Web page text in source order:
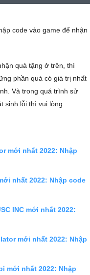
code vào game để nhận
quà tặng ở trên, thì
phần quà có giá trị nhất
Và trong quá trình sử
sinh lỗi thì vui lòng
mới nhất 2022: Nhập
nhất 2022: Nhập code
INC mới nhất 2022:
mới nhất 2022: Nhập
mới nhất 2022: Nhập